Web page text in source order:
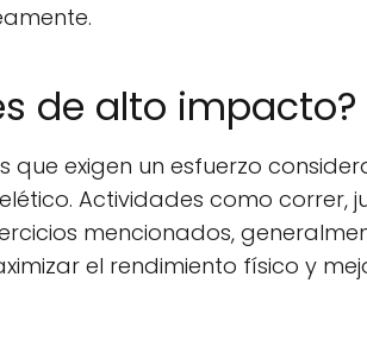
de alto impacto?
que exigen un esfuerzo
Actividades como correr,
mencionados,
el rendimiento físico y